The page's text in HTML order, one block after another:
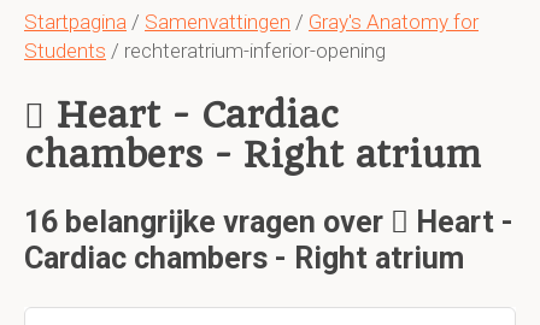
Startpagina / Samenvattingen / Gray's Anatomy for
Students / rechteratrium-inferior-opening
 Heart - Cardiac
chambers - Right atrium
16 belangrijke vragen over  Heart -
Cardiac chambers - Right atrium